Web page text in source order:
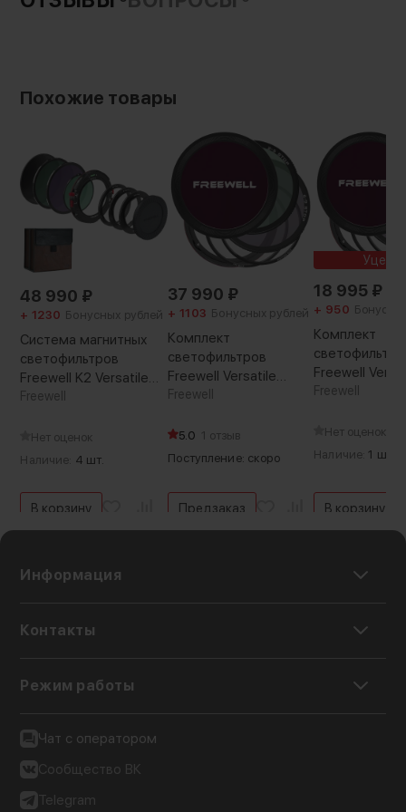
155 г
Похожие товары
48 990 ₽
+ 1230 Бонусных рублей
Система магнитных
светофильтров
Freewell K2 Versatile
Magnetic
Freewell
Нет оценок
Наличие: 4 шт.
В корзину
37 990 ₽
+ 1103 Бонусных рублей
Комплект
светофильтров
Freewell Versatile
Magnetic VND 82мм
Freewell
5.0
1 отзыв
Поступление: скоро
Предзаказ
Уценка
18 995 ₽
+ 950
Комплект
Freewell
Magnetic
Freewell
Нет оценок
Наличие: 1 шт.
В корзину
Информация
Контакты
Режим работы
Чат с оператором
Сообщество ВК
Telegram